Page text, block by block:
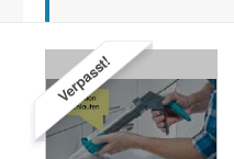
Verpasst!